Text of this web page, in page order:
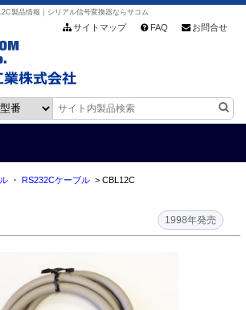
製品情報｜シリアル信号変換器ならサコム
サイトマップ FAQ お問合せ
HOME
お客様サポート
・ RS232Cケーブル> CBL12C
1998年発売